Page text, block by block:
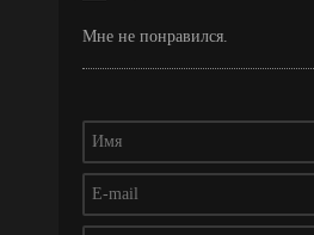
Мне не понравился.